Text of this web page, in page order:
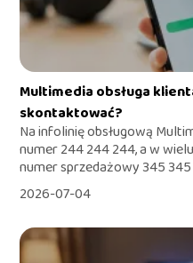
Multimedia obsługa
skontaktować?
Na infolinię obsługową
numer 244 244 244, a w
numer sprzedażowy 345
2026-07-04